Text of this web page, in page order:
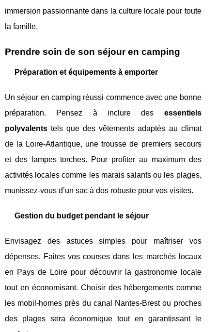
immersion passionnante dans la culture locale pour toute
la famille.
Prendre soin de son séjour en camping
Préparation et équipements à emporter
Un séjour en camping réussi commence avec une bonne
préparation. Pensez à inclure des essentiels
polyvalents tels que des vêtements adaptés au climat
de la Loire-Atlantique, une trousse de premiers secours
et des lampes torches. Pour profiter au maximum des
activités locales comme les marais salants ou les plages,
munissez-vous d’un sac à dos robuste pour vos visites.
Gestion du budget pendant le séjour
Envisagez des astuces simples pour maîtriser vos
dépenses. Faites vos courses dans les marchés locaux
en Pays de Loire pour découvrir la gastronomie locale
tout en économisant. Choisir des hébergements comme
les mobil-homes près du canal Nantes-Brest ou proches
des plages sera économique tout en garantissant le